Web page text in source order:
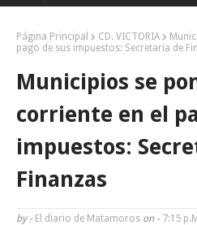
Reconoce Américo labor de la
llegada del nuevo
Página Principal CD. VICTORIA
pago de sus impuestos: Secretaria de
Municipios se
corriente en el
impuestos:
Finanzas
by - El diario de Matamoros on - 7:15